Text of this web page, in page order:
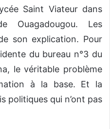
Saint Viateur dans
Ouagadougou. Les
son explication. Pour
du bureau n°3 du
le véritable problème
à la base. Et la
politiques qui n’ont pas